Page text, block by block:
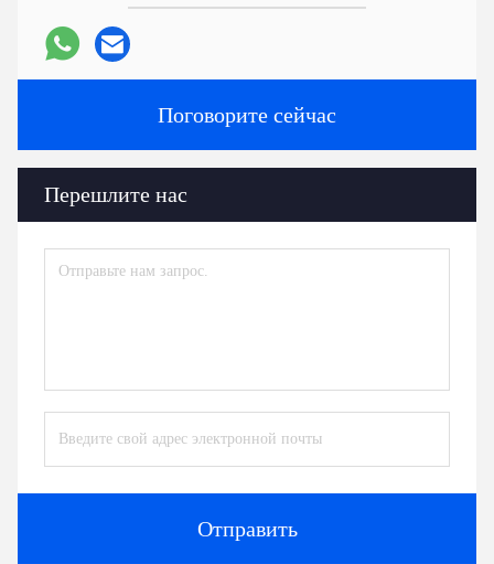
Поговорите сейчас
Перешлите нас
Отправить